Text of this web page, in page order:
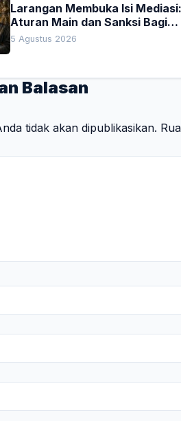
Larangan Membuka Isi Mediasi:
Aturan Main dan Sanksi Bagi
Penegak Hukum
5 Agustus 2026
Balasan
tidak akan dipublikasikan.